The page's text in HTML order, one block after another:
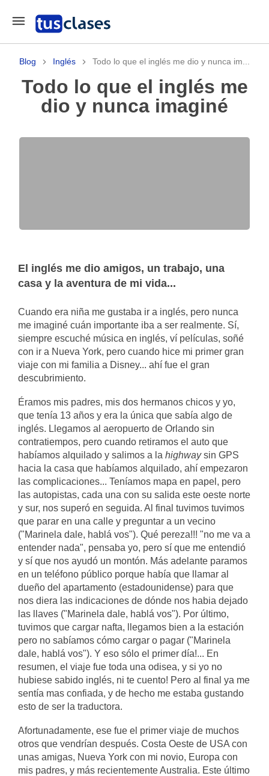
Blog Inglés Todo lo que el inglés me dio y nunca im...
Todo lo que el inglés me
dio y nunca imaginé
El inglés me dio amigos, un trabajo, una
casa y la aventura de mi vida...
Cuando era niña me gustaba ir a inglés, pero nunca
me imaginé cuán importante iba a ser realmente. Sí,
siempre escuché música en inglés, ví películas, soñé
con ir a Nueva York, pero cuando hice mi primer gran
viaje con mi familia a Disney... ahí fue el gran
descubrimiento.
Éramos mis padres, mis dos hermanos chicos y yo,
que tenía 13 años y era la única que sabía algo de
inglés. Llegamos al aeropuerto de Orlando sin
contratiempos, pero cuando retiramos el auto que
habíamos alquilado y salimos a la highwaysin GPS
hacia la casa que habíamos alquilado, ahí empezaron
las complicaciones... Teníamos mapa en papel, pero
las autopistas, cada una con su salida este oeste norte
y sur, nos superó en seguida. Al final tuvimos tuvimos
que parar en una calle y preguntar a un vecino
("Marinela dale, hablá vos"). Qué pereza!!! "no me va a
entender nada", pensaba yo, pero sí que me entendió
y sí que nos ayudó un montón. Más adelante paramos
en un teléfono público porque había que llamar al
dueño del apartamento (estadounidense) para que
nos diera las indicaciones de dónde nos habia dejado
las llaves ("Marinela dale, hablá vos"). Por último,
tuvimos que cargar nafta, llegamos bien a la estación
pero no sabíamos cómo cargar o pagar ("Marinela
dale, hablá vos"). Y eso sólo el primer día!... En
resumen, el viaje fue toda una odisea, y si yo no
hubiese sabido inglés, ni te cuento! Pero al final ya me
sentía mas confiada, y de hecho me estaba gustando
esto de ser la traductora.
Afortunadamente, ese fue el primer viaje de muchos
otros que vendrían después. Costa Oeste de USA con
unas amigas, Nueva York con mi novio, Europa con
mis padres, y más recientemente Australia. Este último